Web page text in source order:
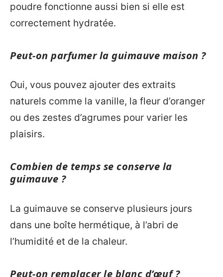
poudre fonctionne aussi bien si elle est
correctement hydratée.
Peut-on parfumer la guimauve maison ?
Oui, vous pouvez ajouter des extraits
naturels comme la vanille, la fleur d’oranger
ou des zestes d’agrumes pour varier les
plaisirs.
Combien de temps se conserve la
guimauve ?
La guimauve se conserve plusieurs jours
dans une boîte hermétique, à l’abri de
l’humidité et de la chaleur.
Peut-on remplacer le blanc d’œuf ?